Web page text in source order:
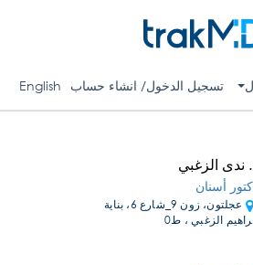
تسجيل الدخول/ انشاء حساب English
ندى الزغبي
أسنان
عجلتون، زون 9_شارع 6، بناية
الزغبي ، ط0